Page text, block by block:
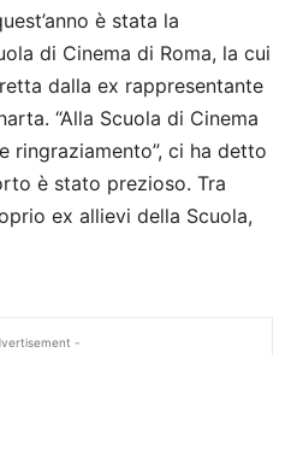
è stata la
di Cinema di Roma, la cui
dalla ex rappresentante
“Alla Scuola di Cinema
ringraziamento”, ci ha detto
è stato prezioso. Tra
ex allievi della Scuola,
-